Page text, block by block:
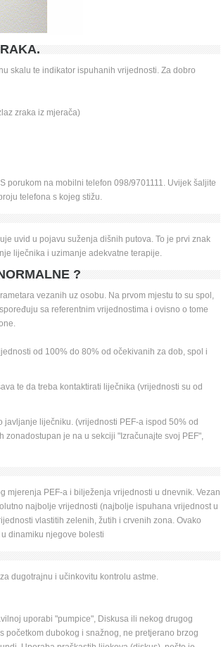
skalu te indikator ispuhanih vrijednosti. Za dobro
zraka iz mjerača)
porukom na mobilni telefon 098/9701111. Uvijek šaljite
telefona s kojeg stižu.
uvid u pojavu suženja dišnih putova. To je prvi znak
liječnika i uzimanje adekvatne terapije.
?
vezanih uz osobu. Na prvom mjestu to su spol,
sa referentnim vrijednostima i ovisno o tome
od 100% do 80% od očekivanih za dob, spol i
te da treba kontaktirati liječnika (vrijednosti su od
liječniku. (vrijednosti PEF-a ispod 50% od
je na u sekciji "Izračunajte svoj PEF",
mjerenja PEF-a i bilježenja vrijednosti u dnevnik. Vezan
najbolje vrijednosti (najbolje ispuhana vrijednost u
vlastitih zelenih, žutih i crvenih zona. Ovako
dinamiku njegove bolesti
dugotrajnu i učinkovitu kontrolu astme.
uporabi "pumpice", Diskusa ili nekog drugog
početkom dubokog i snažnog, ne pretjerano brzog